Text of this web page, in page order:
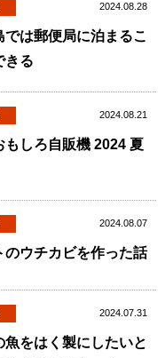
2024.08.28
では郵便局に泊まるこ
きる
2024.08.21
もしろ自販機 2024 夏
2024.08.07
のウチカビを作った話
2024.07.31
魚をはく製にしたいと